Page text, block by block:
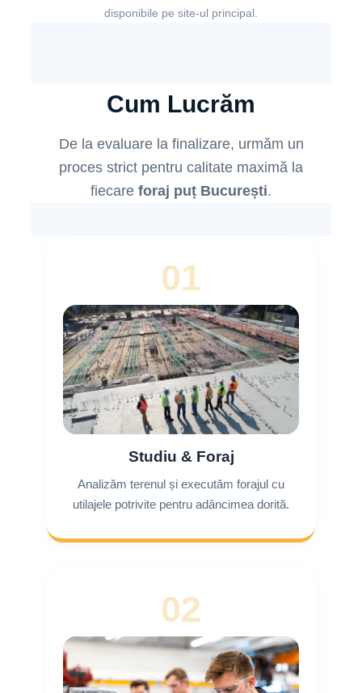
disponibile pe site-ul principal.
Cum Lucrăm
De la evaluare la finalizare, urmăm un
proces strict pentru calitate maximă la
fiecare foraj puț București.
01
Studiu & Foraj
Analizăm terenul și executăm forajul cu
utilajele potrivite pentru adâncimea dorită.
02